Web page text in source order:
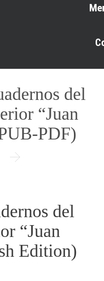
del
“Juan
PDF)

del
“Juan
Edition)